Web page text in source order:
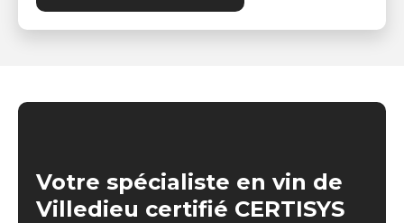
Votre spécialiste en vin de
Villedieu certifié CERTISYS